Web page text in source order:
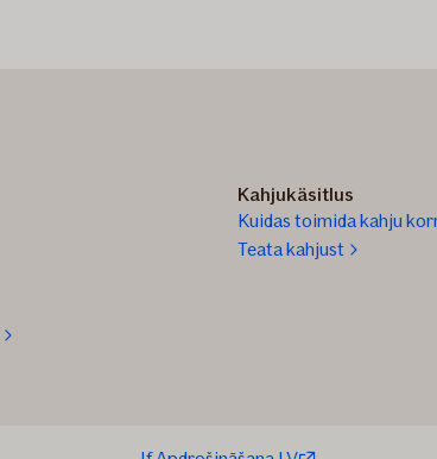
Kahjukäsitlus
Kuidas toimida kahju
Teata kahjust